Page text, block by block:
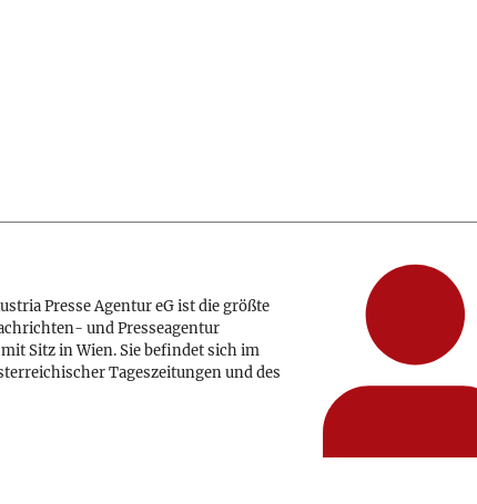
Presse Agentur eG ist die größte
und Presseagentur
Sitz in Wien. Sie befindet sich im
Tageszeitungen und des